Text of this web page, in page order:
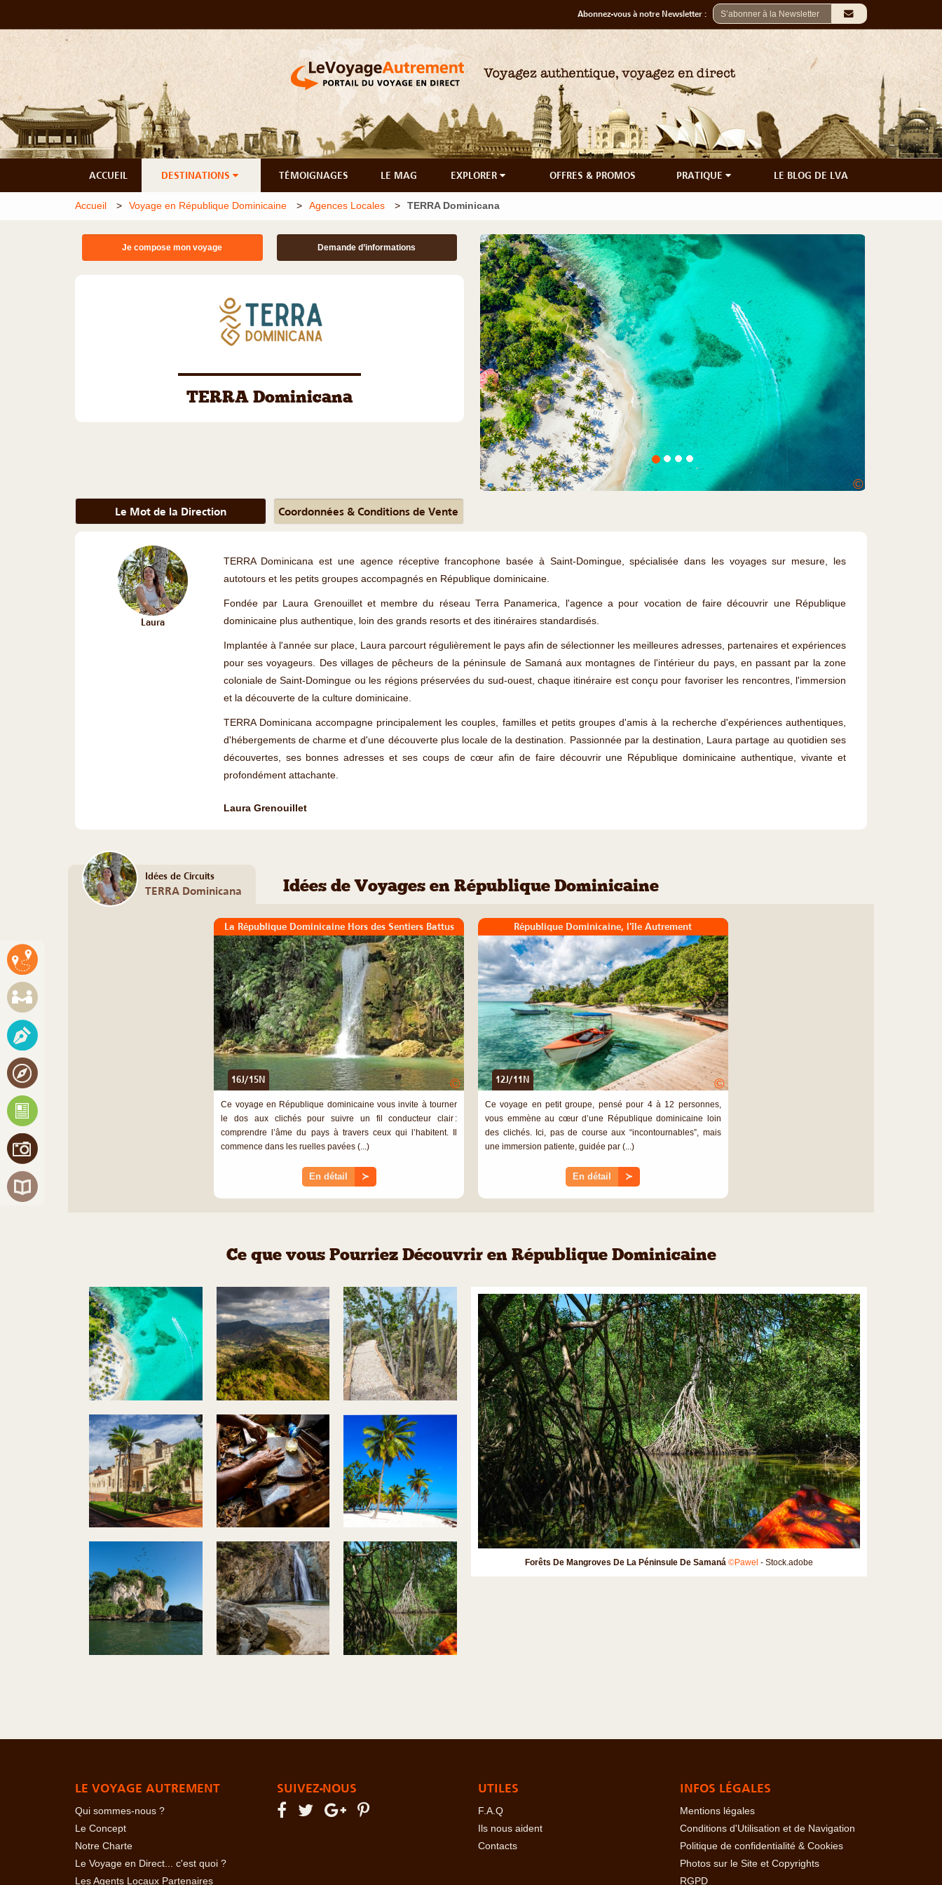
Abonnez-vous à notre Newsletter :
ACCUEIL DESTINATIONS TÉMOIGNAGES LE MAG EXPLORER OFFRES & PROMOS PRATIQUE LE BLOG DE LVA
Accueil Voyage en République Dominicaine Agences Locales TERRA Dominicana
Je compose mon voyage Demande d’informations
TERRA Dominicana
©
Le Mot de la Direction Coordonnées & Conditions de Vente
Laura
TERRA Dominicana est une agence réceptive francophone basée à Saint-Domingue, spécialisée dans les voyages sur mesure, les
autotours et les petits groupes accompagnés en République dominicaine.
Fondée par Laura Grenouillet et membre du réseau Terra Panamerica, l'agence a pour vocation de faire découvrir une République
dominicaine plus authentique, loin des grands resorts et des itinéraires standardisés.
Implantée à l'année sur place, Laura parcourt régulièrement le pays afin de sélectionner les meilleures adresses, partenaires et expériences
pour ses voyageurs. Des villages de pêcheurs de la péninsule de Samaná aux montagnes de l'intérieur du pays, en passant par la zone
coloniale de Saint-Domingue ou les régions préservées du sud-ouest, chaque itinéraire est conçu pour favoriser les rencontres, l'immersion
et la découverte de la culture dominicaine.
TERRA Dominicana accompagne principalement les couples, familles et petits groupes d'amis à la recherche d'expériences authentiques,
d'hébergements de charme et d'une découverte plus locale de la destination. Passionnée par la destination, Laura partage au quotidien ses
découvertes, ses bonnes adresses et ses coups de cœur afin de faire découvrir une République dominicaine authentique, vivante et
profondément attachante.
Laura Grenouillet
Idées de Voyages en République Dominicaine
Idées de Circuits
TERRA Dominicana
La République Dominicaine Hors des Sentiers Battus
16J/15N ©
Ce voyage en République dominicaine vous invite à tourner
le dos aux clichés pour suivre un fil conducteur clair :
comprendre l’âme du pays à travers ceux qui l’habitent. Il
commence dans les ruelles pavées (...)
En détail ≻
République Dominicaine, l'île Autrement
12J/11N ©
Ce voyage en petit groupe, pensé pour 4 à 12 personnes,
vous emmène au cœur d’une République dominicaine loin
des clichés. Ici, pas de course aux “incontournables”, mais
une immersion patiente, guidée par (...)
En détail ≻
Ce que vous Pourriez Découvrir en République Dominicaine
Forêts De Mangroves De La Péninsule De Samaná ©Pawel - Stock.adobe
LE VOYAGE AUTREMENT
Qui sommes-nous ?
Le Concept
Notre Charte
Le Voyage en Direct... c'est quoi ?
Les Agents Locaux Partenaires
SUIVEZ-NOUS UTILES
F.A.Q
Ils nous aident
Contacts
INFOS LÉGALES
Mentions légales
Conditions d'Utilisation et de Navigation
Politique de confidentialité & Cookies
Photos sur le Site et Copyrights
RGPD